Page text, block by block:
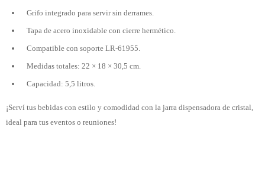
Grifo integrado para servir sin derrames.
Tapa de acero inoxidable con cierre hermético.
Compatible con soporte LR-61955.
Medidas totales: 22 × 18 × 30,5 cm.
Capacidad: 5,5 litros.
¡Serví tus bebidas con estilo y comodidad con la jarra dispensadora de cristal,
ideal para tus eventos o reuniones!